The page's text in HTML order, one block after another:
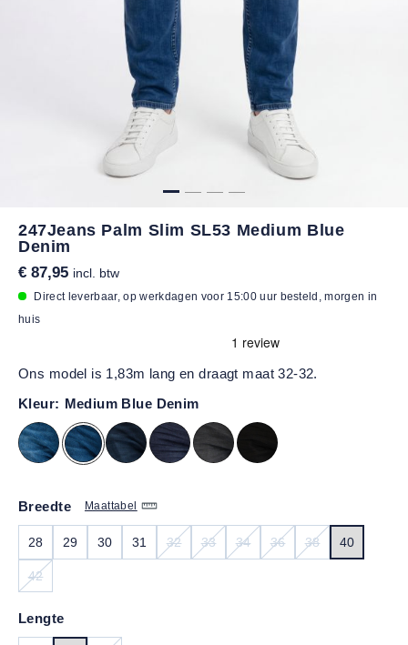
247Jeans Palm Slim SL53 Medium Blue
Denim
€ 87,95 incl. btw
Direct leverbaar, op werkdagen voor 15:00 uur besteld, morgen in
huis
Ons model is 1,83m lang en draagt maat 32-32.
Kleur: Medium Blue Denim
Maattabel
Breedte
28 29 30 31 32
(DEZE OPTIE IS MOMENTEEL NIET
33
(DEZE OPTIE IS MOMENTEEL NIET
34
(DEZE OPTIE IS
36
(DEZE OPTIE IS
38 40
42
Lengte